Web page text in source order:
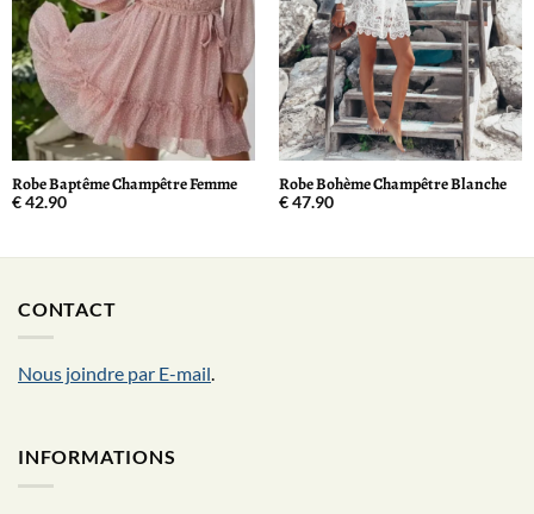
Robe Baptême Champêtre Femme
€42.90
Robe Bohème Champêtre Blanche
€47.90
CONTACT
Nous joindre par E-mail.
INFORMATIONS